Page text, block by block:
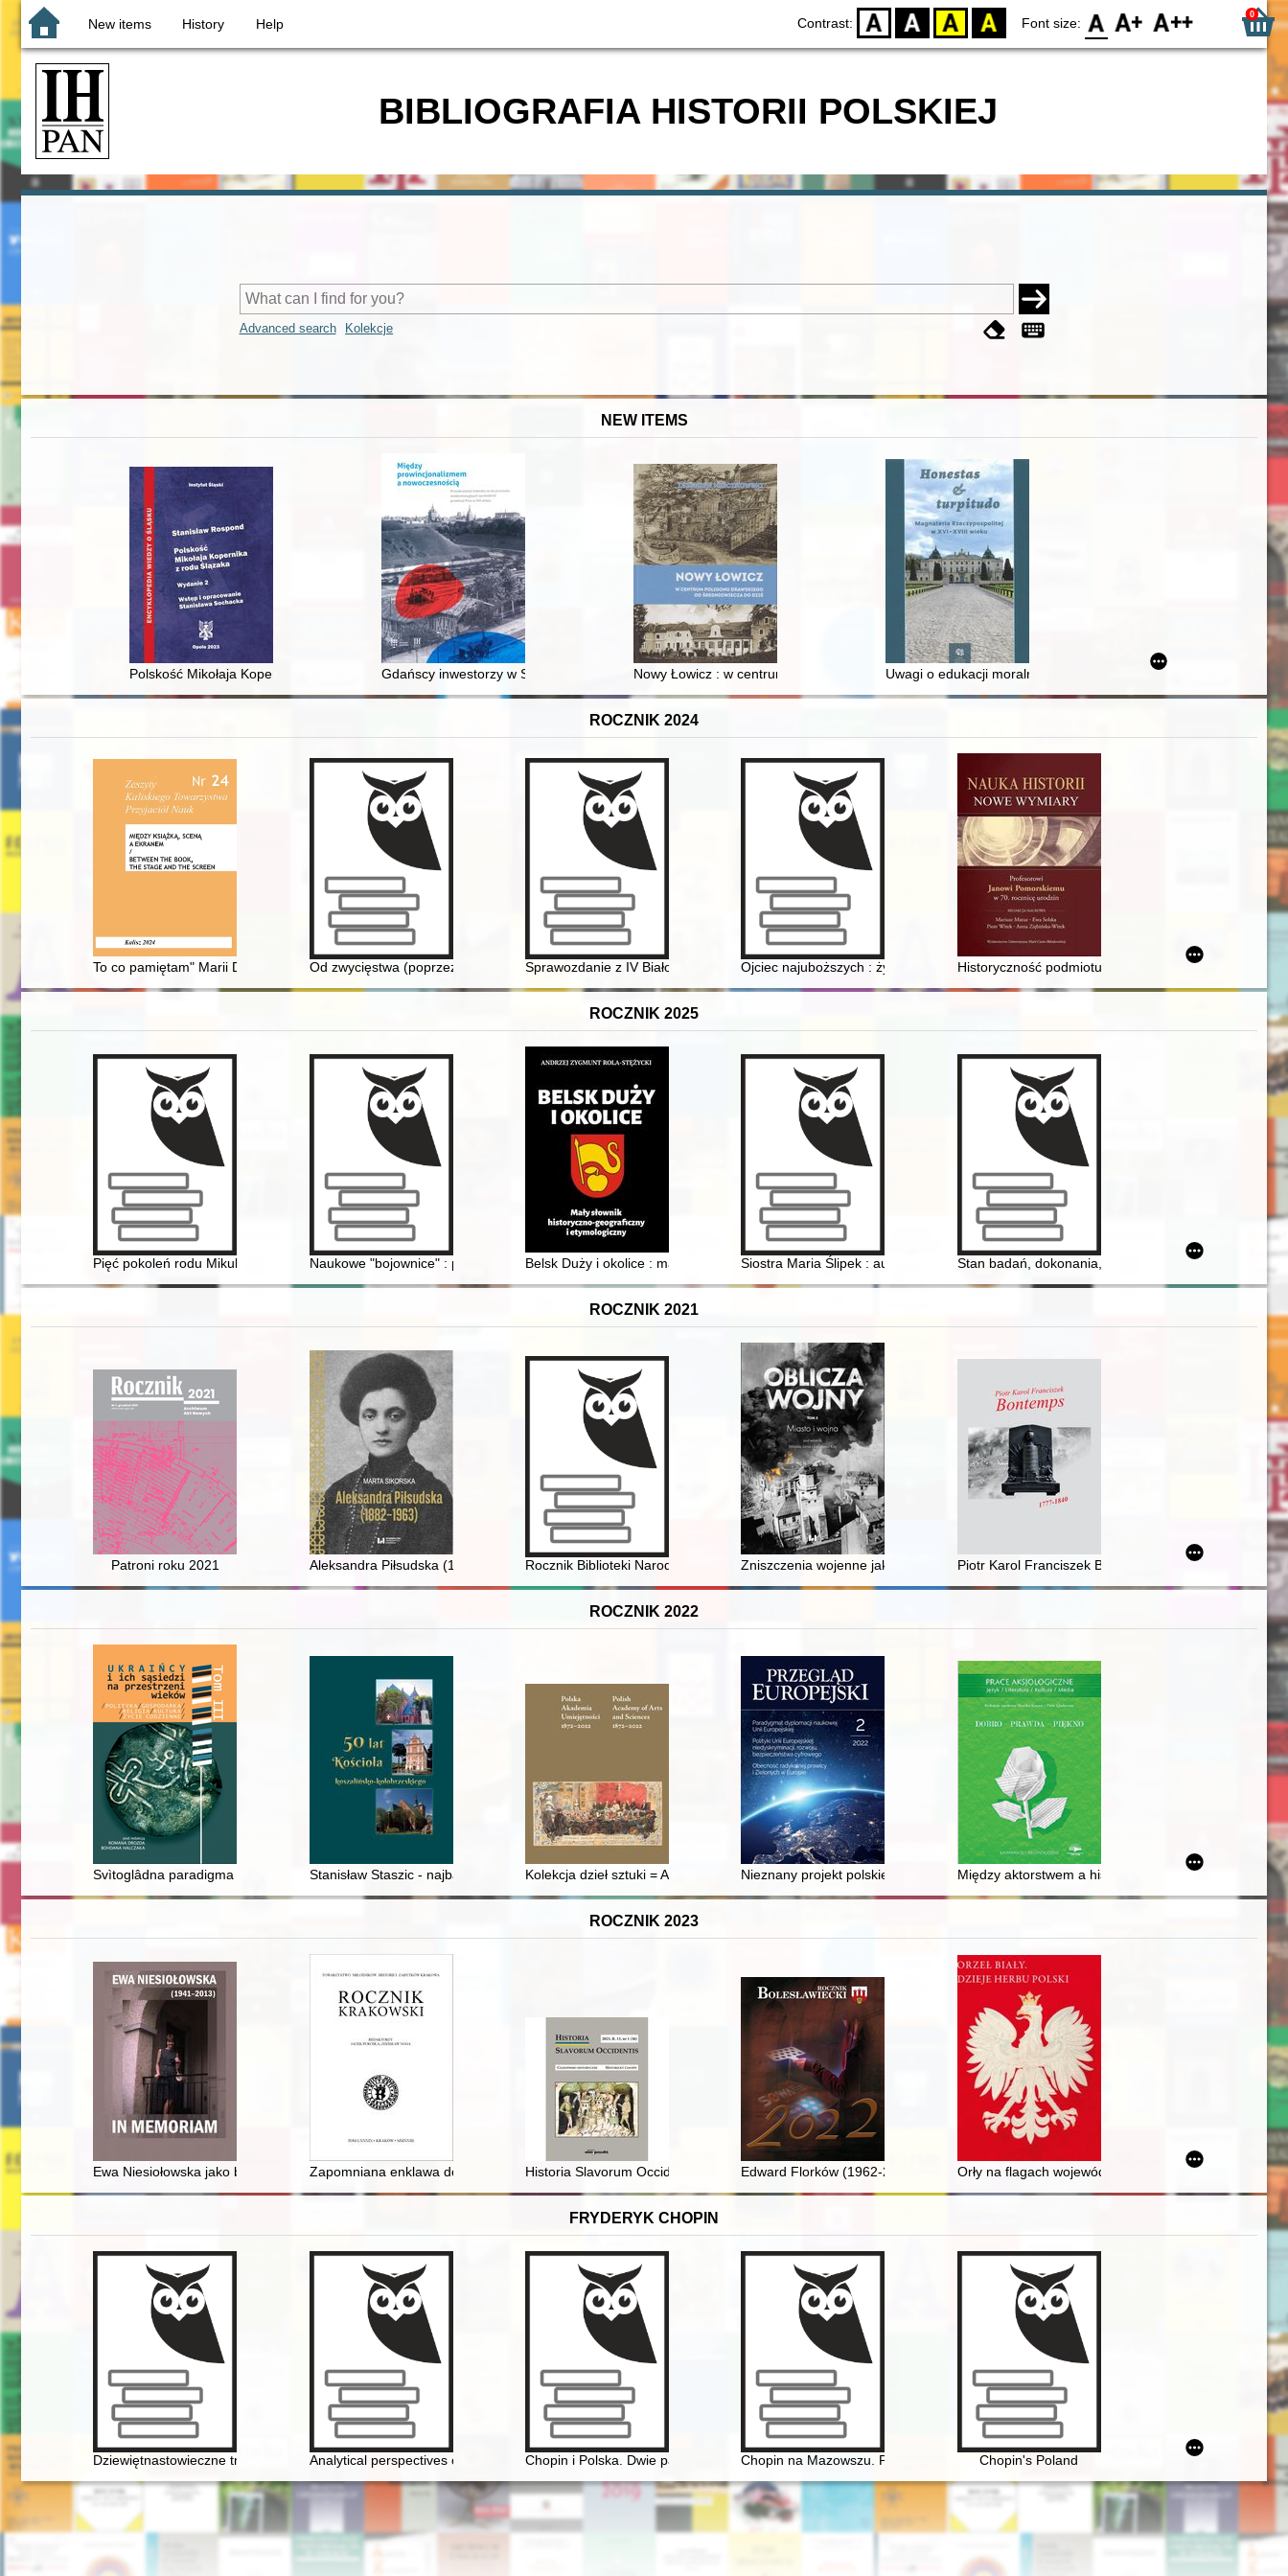
New items History Help Contrast: D BW YB BY Font size: F0 F1 F2 0
BIBLIOGRAFIA HISTORII POLSKIEJ
Advanced search Kolekcje
NEW ITEMS
Polskość Mikołaja Kopernika z rodu ŚlązakaGdańscy inwestorzy w Sopocie : prestiż finansowy i towarzyski lokalnego mieszczaństwa w 2. poł. XIX w
Nowy Łowicz : w centrum poligonu drawskiego od średniowiecza do dziśUwagi o edukacji moralnej synów szlacheckich w XVI-wiecznej
ROCZNIK 2024
To co pamiętam" Marii Dąbrowskiej - mało znany przyczynek do historii Żydów kaliskich
Od zwycięstwa (poprzez trzy wojny) do victorii Golubskiej (1410-1422)Sprawozdanie z IV Białostockiej Letniej Szkoły Historii Kobiet, Augustów 5-15 sierpnia 2022 r
Ojciec najuboższych : życie i działalność księdza biskupa Józefa Marcina Nathana (w
Historyczność podmiotu
ROCZNIK 2025
Pięć pokoleń rodu Mikulskich. T. 1 Naukowe "bojownice" : pierwsze uczone i badaczki w Uniwersytecie Poznańskim = "Shefighers" in science : first female scholars and researchers at the
Belsk Duży i okolice : mały słownik historyczno-geograficzny i etymologiczny
Siostra Maria Ślipek : autobiografia : to, co jeszcze pamiętamStan badań, dokonania, perspektywy: historia kobiet
ROCZNIK 2021
Patroni roku 2021 Aleksandra Piłsudska (1882-1963) Rocznik Biblioteki Narodowej. T. 52 (2021)Zniszczenia wojenne jako czynnik determinujący krajobraz miejski na przykładzie
Piotr Karol Franciszek Bontemps : materiały sesji
ROCZNIK 2022
Svìtoglâdna paradigma bdžìlʹnicʹtva ukraïncìv Nadsânnâ : vìzìâ bdžoli, pasìčnika ta jogo obrâdovogo kalendarâ : ukraïnsʹko-polʹskì etnografìčnì paralelì = The spiritual paradigm of beekeeping of
Stanisław Staszic - najbardziej znany duchowny urodzony w Pile
Kolekcja dzieł sztuki = Art Collection Nieznany projekt polskiej konstytucji z 1919 roku : przyczynek do dziejów europejskiej
Między aktorstwem a histerią w filmie Andrzeja
ROCZNIK 2023
Ewa Niesiołowska jako badaczka mezolitu i jej niezwykłe, lecz niedocenione odkrycie = Ewa Niesiołowska as a mesolithic researcher and her remarkable but underestimated discovery
Zapomniana enklawa domów w ogrodach na Krowodrzy : koncepcja bez kontynuacji
Historia Slavorum Occidentis : czasopismo historyczne = historický časopis. R. 13, nr 1 (2023)
Edward Florków (1962-2022) - nauczyciel z pasjąOrły na flagach województw, powiatów, gmin i miast
FRYDERYK CHOPIN
Dziewiętnastowieczne transkrypcje utworów Fryderyka Chopina. Aspekty historyczne, teoretyczne i estetyczne
Analytical perspectives on the music of ChopinChopin i Polska. Dwie pasje życia Gastona Belotti [1920-1985]Chopin na Mazowszu. Przewodnik po miejscach historycznych i współczesnych
Chopin's Poland